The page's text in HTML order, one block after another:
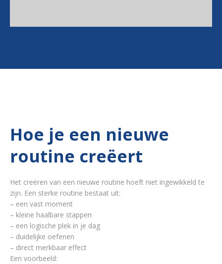
Hoe je een nieuwe
routine creëert
Het creëren van een nieuwe routine hoeft niet ingewikkeld te
zijn. Een sterke routine bestaat uit:
– een vast moment
– kleine haalbare stappen
– een logische plek in je dag
– duidelijke oefenen
– direct merkbaar effect
Een voorbeeld: